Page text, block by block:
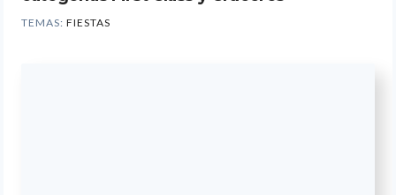
TEMAS: FIESTAS